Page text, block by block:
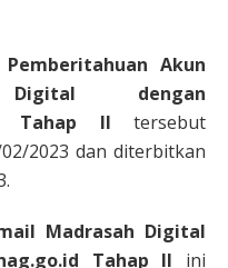
Akun
dengan
Tahap II tersebut
2023 dan diterbitkan
Madrasah Digital
Tahap II ini